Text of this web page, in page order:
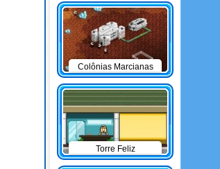
Colônias Marcianas
Torre Feliz